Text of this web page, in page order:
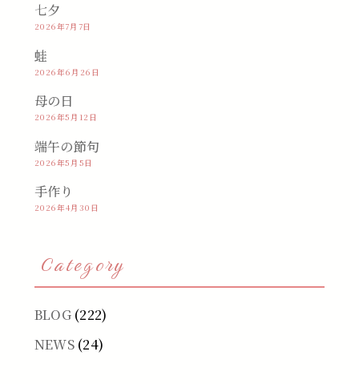
七夕
2026年7月7日
蛙
2026年6月26日
母の日
2026年5月12日
端午の節句
2026年5月5日
手作り
2026年4月30日
Category
BLOG(222)
NEWS(24)